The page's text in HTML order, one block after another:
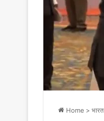
Home > भारत